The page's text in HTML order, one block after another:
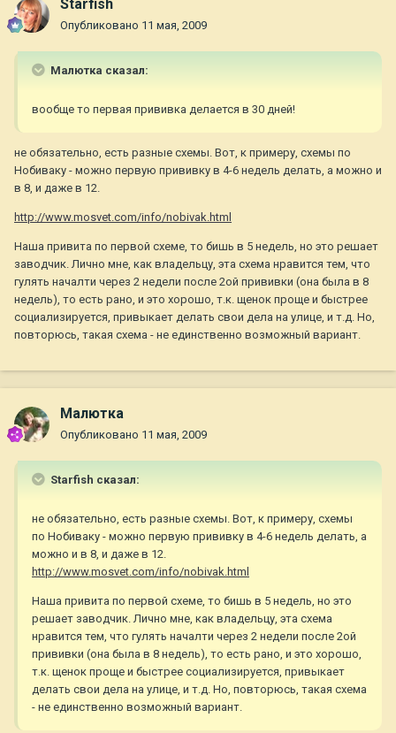
Starfish
Опубликовано 11 мая, 2009
Малютка сказал:
вообще то первая прививка делается в 30 дней!
не обязательно, есть разные схемы. Вот, к примеру, схемы по
Нобиваку - можно первую прививку в 4-6 недель делать, а можно и
в 8, и даже в 12.
http://www.mosvet.com/info/nobivak.html
Наша привита по первой схеме, то бишь в 5 недель, но это решает
заводчик. Лично мне, как владельцу, эта схема нравится тем, что
гулять началти через 2 недели после 2ой прививки (она была в 8
недель), то есть рано, и это хорошо, т.к. щенок проще и быстрее
социализируется, привыкает делать свои дела на улице, и т.д. Но,
повторюсь, такая схема - не единственно возможный вариант.
Малютка
Опубликовано 11 мая, 2009
Starfish сказал:
не обязательно, есть разные схемы. Вот, к примеру, схемы
по Нобиваку - можно первую прививку в 4-6 недель делать, а
можно и в 8, и даже в 12.
http://www.mosvet.com/info/nobivak.html
Наша привита по первой схеме, то бишь в 5 недель, но это
решает заводчик. Лично мне, как владельцу, эта схема
нравится тем, что гулять началти через 2 недели после 2ой
прививки (она была в 8 недель), то есть рано, и это хорошо,
т.к. щенок проще и быстрее социализируется, привыкает
делать свои дела на улице, и т.д. Но, повторюсь, такая схема
- не единственно возможный вариант.